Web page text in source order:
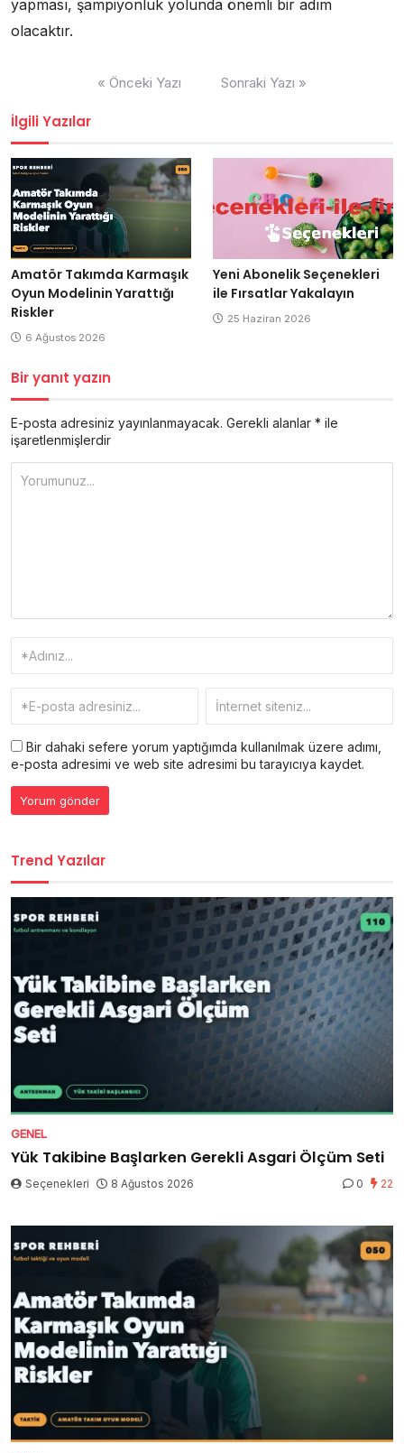
yapması, şampiyonluk yolunda önemli bir adım
olacaktır.
« Önceki Yazı Sonraki Yazı »
İlgili Yazılar
Amatör Takımda Karmaşık
Oyun Modelinin Yarattığı
Riskler
6 Ağustos 2026
Yeni Abonelik Seçenekleri
ile Fırsatlar Yakalayın
25 Haziran 2026
Bir yanıt yazın
E-posta adresiniz yayınlanmayacak. Gerekli alanlar * ile
işaretlenmişlerdir
Bir dahaki sefere yorum yaptığımda kullanılmak üzere adımı,
e-posta adresimi ve web site adresimi bu tarayıcıya kaydet.
Trend Yazılar
GENEL
Yük Takibine Başlarken Gerekli Asgari Ölçüm Seti
Seçenekleri 8 Ağustos 2026 0 22